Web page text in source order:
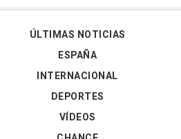
ÚLTIMAS NOTICIAS
ESPAÑA
INTERNACIONAL
DEPORTES
VÍDEOS